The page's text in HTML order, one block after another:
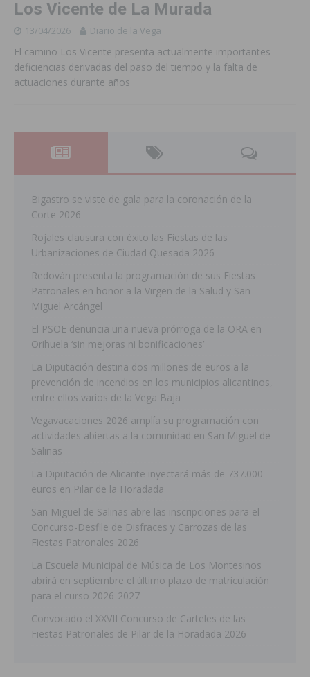
Los Vicente de La Murada
13/04/2026 Diario de la Vega
El camino Los Vicente presenta actualmente importantes
deficiencias derivadas del paso del tiempo y la falta de
actuaciones durante años
Bigastro se viste de gala para la coronación de la
Corte 2026
Rojales clausura con éxito las Fiestas de las
Urbanizaciones de Ciudad Quesada 2026
Redován presenta la programación de sus Fiestas
Patronales en honor a la Virgen de la Salud y San
Miguel Arcángel
El PSOE denuncia una nueva prórroga de la ORA en
Orihuela ‘sin mejoras ni bonificaciones’
La Diputación destina dos millones de euros a la
prevención de incendios en los municipios alicantinos,
entre ellos varios de la Vega Baja
Vegavacaciones 2026 amplía su programación con
actividades abiertas a la comunidad en San Miguel de
Salinas
La Diputación de Alicante inyectará más de 737.000
euros en Pilar de la Horadada
San Miguel de Salinas abre las inscripciones para el
Concurso-Desfile de Disfraces y Carrozas de las
Fiestas Patronales 2026
La Escuela Municipal de Música de Los Montesinos
abrirá en septiembre el último plazo de matriculación
para el curso 2026-2027
Convocado el XXVII Concurso de Carteles de las
Fiestas Patronales de Pilar de la Horadada 2026